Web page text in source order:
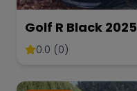
Golf R Black 2025
0.0 (0)